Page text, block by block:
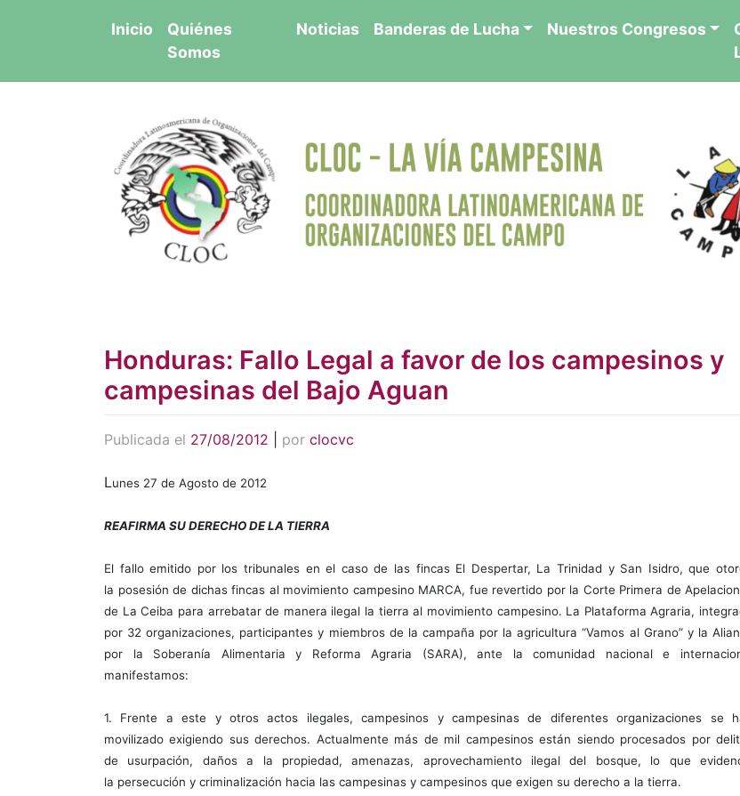
Inicio
Quiénes
Somos
Noticias Banderas de Lucha Nuestros Congresos
Honduras: Fallo Legal a favor de los campesinos y
campesinas del Bajo Aguan
Publicada el 27/08/2012 por clocvc
Lunes 27 de Agosto de 2012
REAFIRMA SU DERECHO DE LA TIERRA
El fallo emitido por los tribunales en el caso de las fincas El Despertar, La Trinidad y San Isidro, que
la posesión de dichas fincas al movimiento campesino MARCA, fue revertido por la Corte Primera de
de La Ceiba para arrebatar de manera ilegal la tierra al movimiento campesino. La Plataforma Agraria,
por 32 organizaciones, participantes y miembros de la campaña por la agricultura “Vamos al Grano” y la
por la Soberanía Alimentaria y Reforma Agraria (SARA), ante la comunidad nacional e
manifestamos:
1. Frente a este y otros actos ilegales, campesinos y campesinas de diferentes organizaciones se
movilizado exigiendo sus derechos. Actualmente más de mil campesinos están siendo procesados por
de usurpación, daños a la propiedad, amenazas, aprovechamiento ilegal del bosque, lo que
la persecución y criminalización hacia las campesinas y campesinos que exigen su derecho a la tierra.